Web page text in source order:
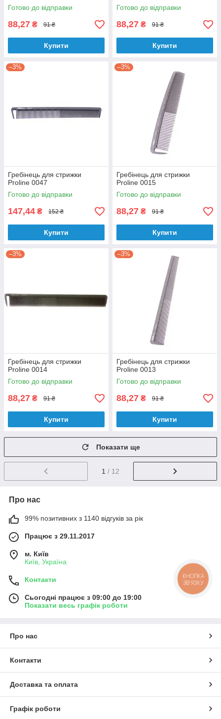
Готово до відправки
88,27 ₴ 91 ₴
Купити
Готово до відправки
88,27 ₴ 91 ₴
Купити
–3%
Гребінець для стрижки
Proline 0047
Готово до відправки
147,44 ₴ 152 ₴
Купити
–3%
Гребінець для стрижки
Proline 0015
Готово до відправки
88,27 ₴ 91 ₴
Купити
–3%
Гребінець для стрижки
Proline 0014
Готово до відправки
88,27 ₴ 91 ₴
Купити
–3%
Гребінець для стрижки
Proline 0013
Готово до відправки
88,27 ₴ 91 ₴
Купити
Показати ще
1 / 12
Про нас
99% позитивних з 1140 відгуків за рік
Працює з 29.11.2017
м. Київ
Київ, Україна
Контакти
Сьогодні працює з 09:00 до 19:00
Показати весь графік роботи
Про нас
Контакти
Доставка та оплата
Графік роботи
КНОПКА
ЗВ'ЯЗКУ